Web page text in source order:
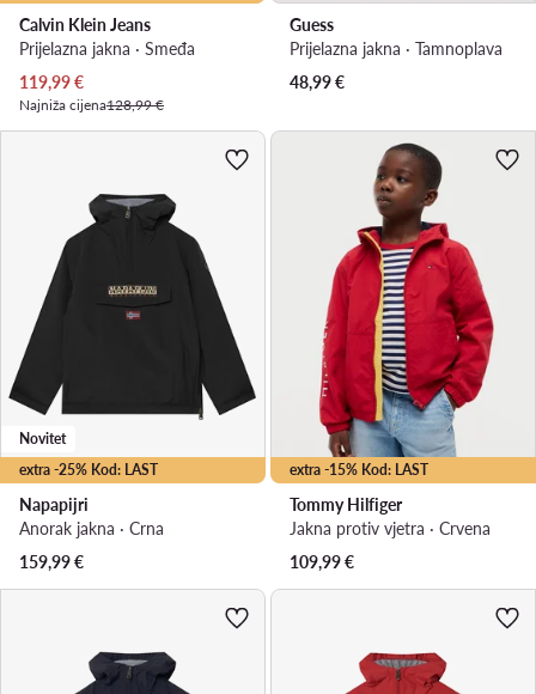
Calvin Klein Jeans
Prijelazna jakna · Smeđa
Trenutna cijena
119,99€
Najniža cijena128,99 €
Guess
Prijelazna jakna · Tamnoplava
48,99€
extra -25% Kod: LAST
Novitet
Napapijri
Anorak jakna · Crna
159,99€
extra -15% Kod: LAST
Tommy Hilfiger
Jakna protiv vjetra · Crvena
109,99€